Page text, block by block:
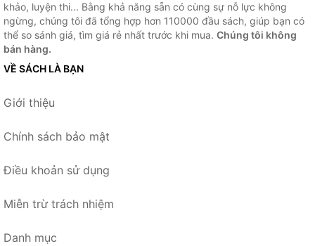
khảo, luyện thi... Bằng khả năng sẵn có cùng sự nỗ lực không
ngừng, chúng tôi đã tổng hợp hơn 110000 đầu sách, giúp bạn có
thể so sánh giá, tìm giá rẻ nhất trước khi mua. Chúng tôi không
bán hàng.
VỀ SÁCH LÀ BẠN
Giới thiệu
Chính sách bảo mật
Điều khoản sử dụng
Miễn trừ trách nhiệm
Danh mục